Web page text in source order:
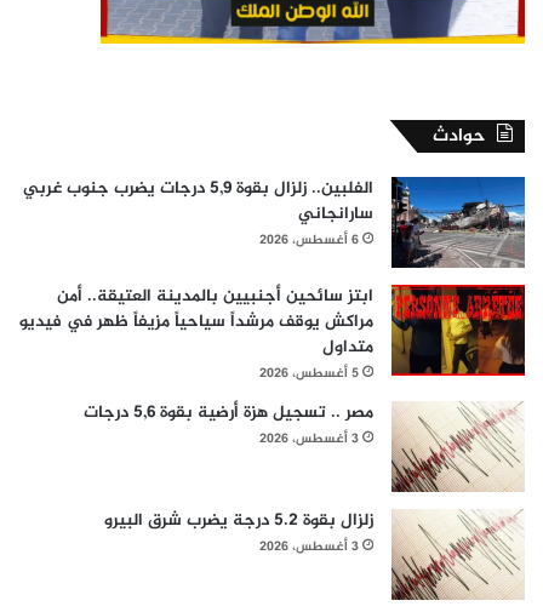
حوادث
الفلبين.. زلزال بقوة 5,9 درجات يضرب جنوب غربي
سارانجاني
6 أغسطس، 2026
ابتز سائحين أجنبيين بالمدينة العتيقة.. أمن
مراكش يوقف مرشداً سياحياً مزيفاً ظهر في فيديو
متداول
5 أغسطس، 2026
مصر .. تسجيل هزة أرضية بقوة 5,6 درجات
3 أغسطس، 2026
زلزال بقوة 5.2 درجة يضرب شرق البيرو
3 أغسطس، 2026